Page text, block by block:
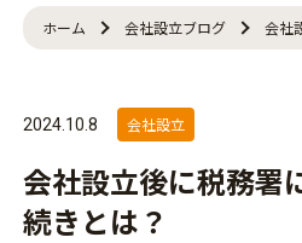
ホーム 会社設立ブログ 会社
2024.10.8 会社設立
会社設立後に税務署
続きとは？